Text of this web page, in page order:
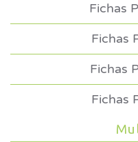
Fichas
Fichas
Fichas
Fichas